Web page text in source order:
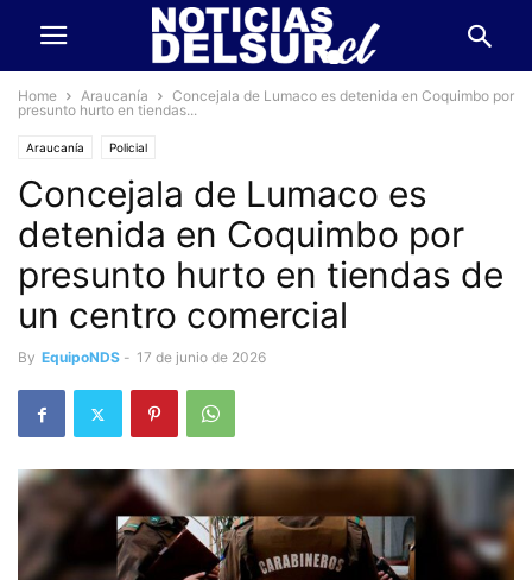
Home Araucanía
Concejala de Lumaco es detenida en Coquimbo por
presunto hurto en tiendas...
Araucanía Policial
Concejala de Lumaco es
detenida en Coquimbo por
presunto hurto en tiendas de
un centro comercial
By EquipoNDS - 17 de junio de 2026